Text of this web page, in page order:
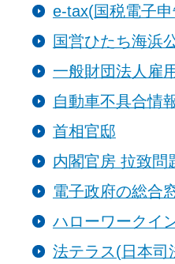
e-tax(国税電子
国営ひたち海浜
一般財団法人雇
自動車不具合情
首相官邸
内閣官房 拉致問
電子政府の総合
ハローワークイ
法テラス(日本司